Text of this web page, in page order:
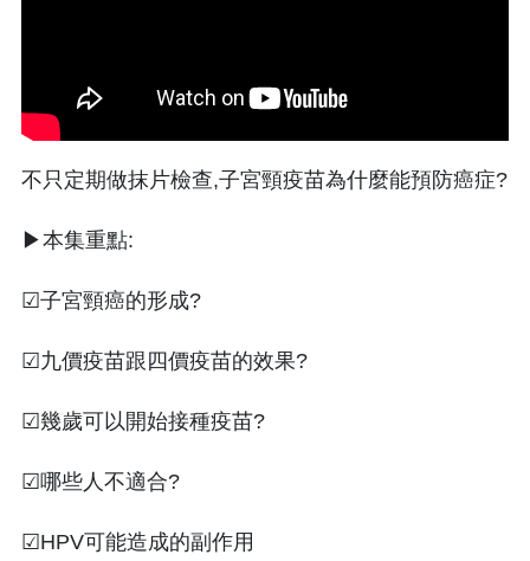
不只定期做抹片檢查,子宮頸疫苗為什麼能預防癌症?
▶本集重點:
☑子宮頸癌的形成?
☑九價疫苗跟四價疫苗的效果?
☑幾歲可以開始接種疫苗?
☑哪些人不適合?
☑HPV可能造成的副作用